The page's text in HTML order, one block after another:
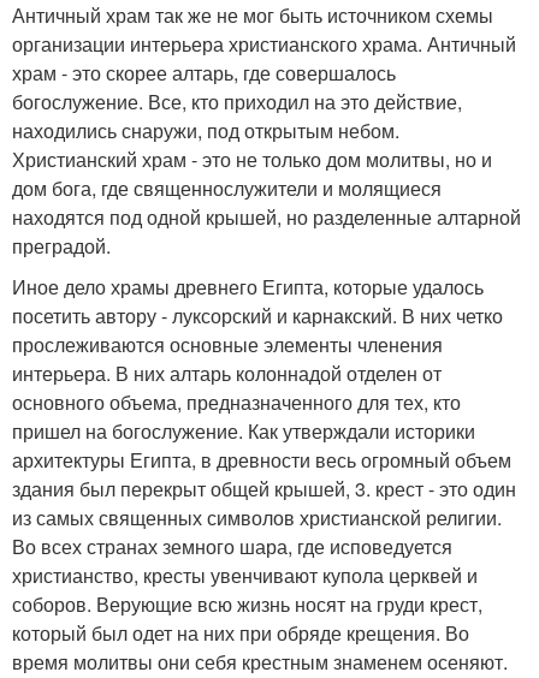
Античный храм так же не мог быть источником схемы
организации интерьера христианского храма. Античный
храм - это скорее алтарь, где совершалось
богослужение. Все, кто приходил на это действие,
находились снаружи, под открытым небом.
Христианский храм - это не только дом молитвы, но и
дом бога, где священнослужители и молящиеся
находятся под одной крышей, но разделенные алтарной
преградой.
Иное дело храмы древнего Египта, которые удалось
посетить автору - луксорский и карнакский. В них четко
прослеживаются основные элементы членения
интерьера. В них алтарь колоннадой отделен от
основного объема, предназначенного для тех, кто
пришел на богослужение. Как утверждали историки
архитектуры Египта, в древности весь огромный объем
здания был перекрыт общей крышей, 3. крест - это один
из самых священных символов христианской религии.
Во всех странах земного шара, где исповедуется
христианство, кресты увенчивают купола церквей и
соборов. Верующие всю жизнь носят на груди крест,
который был одет на них при обряде крещения. Во
время молитвы они себя крестным знаменем осеняют.